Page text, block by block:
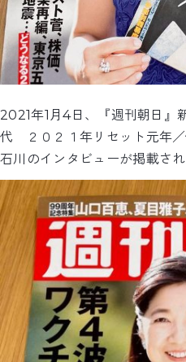
2021年1月4日、『週刊朝日』
代 ２０２１年リセット元年
石川のインタビューが掲載され